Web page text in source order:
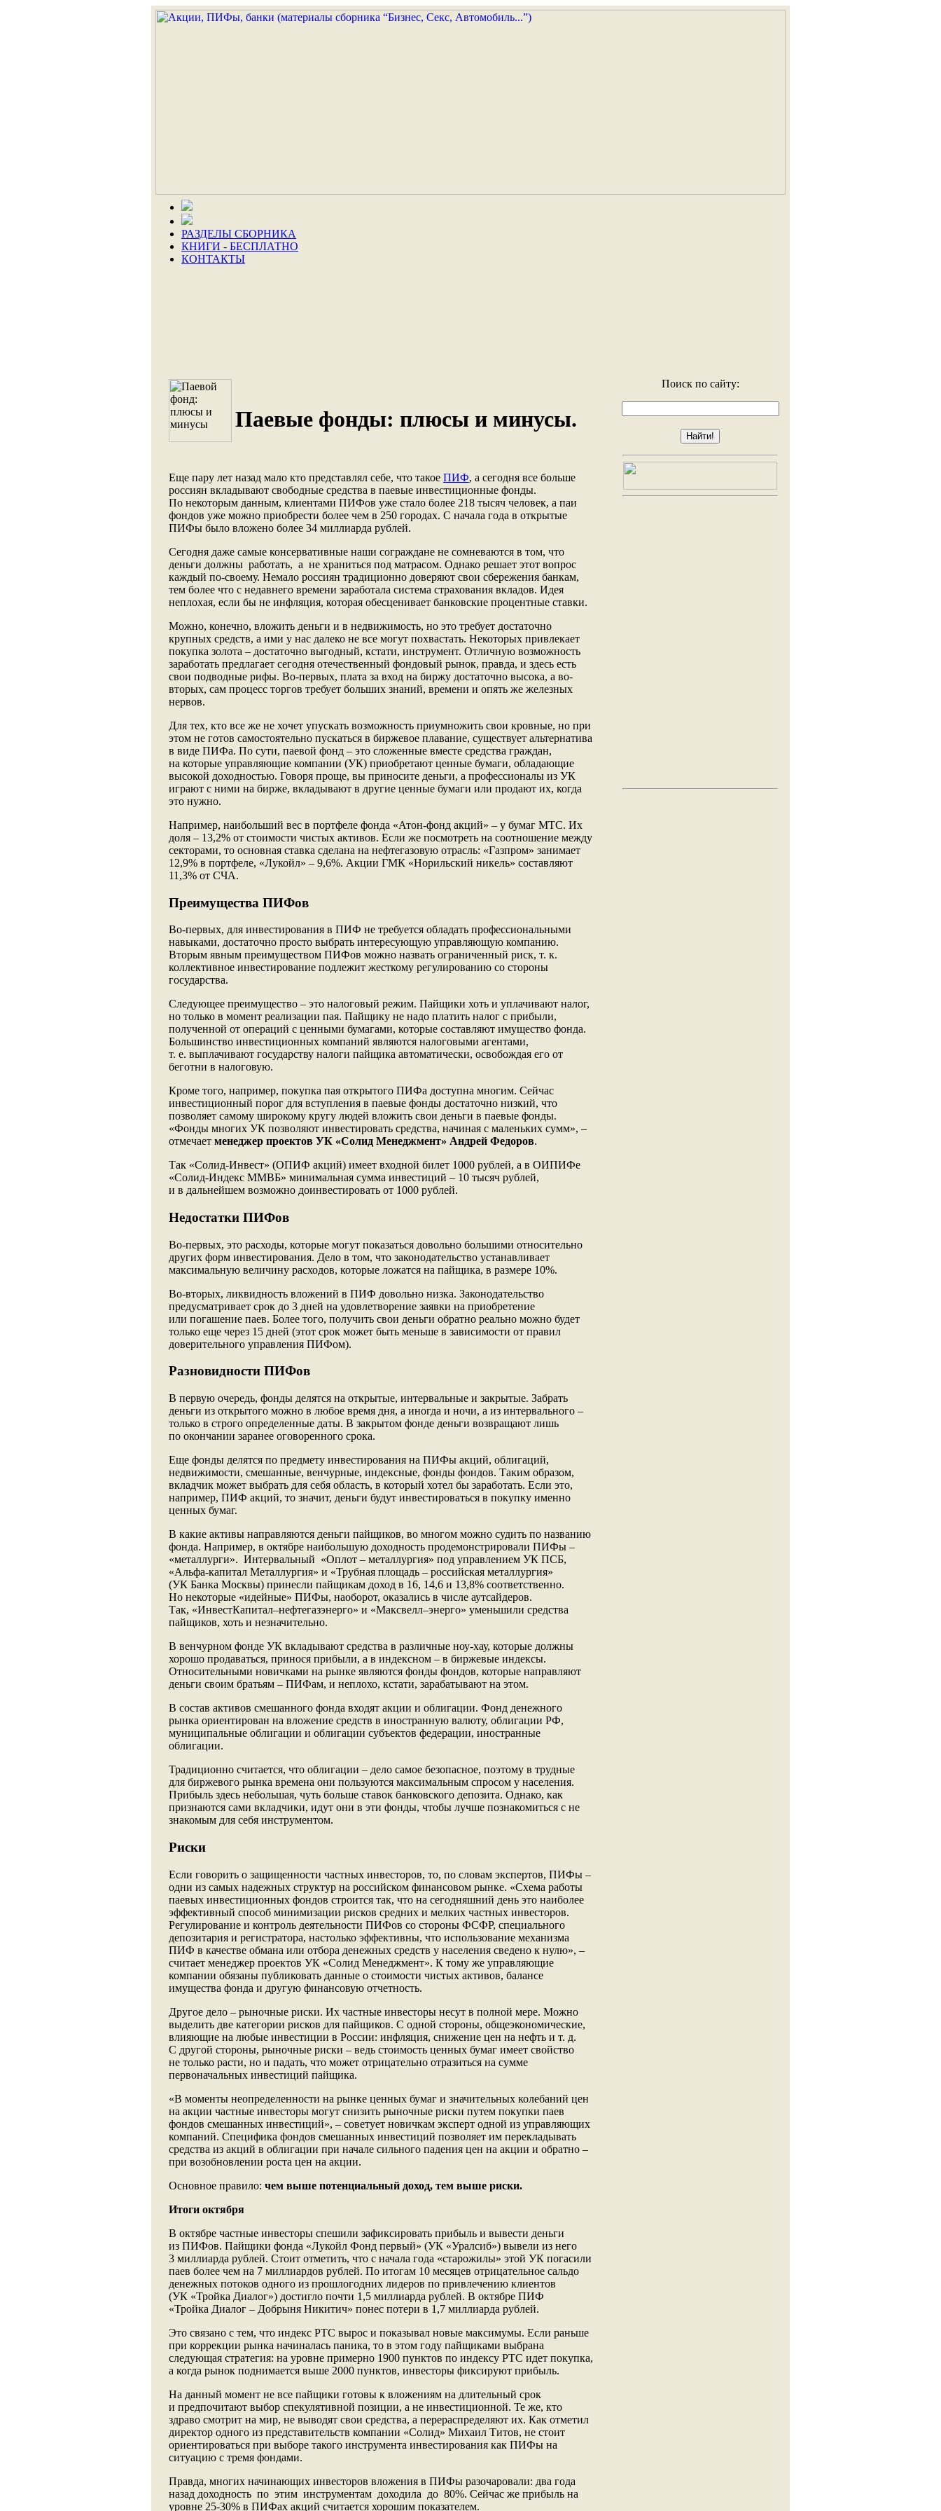
РАЗДЕЛЫ СБОРНИКА
КНИГИ - БЕСПЛАТНО
КОНТАКТЫ
Паевые фонды: плюсы и минусы.
Еще пару лет назад мало кто представлял себе, что такое ПИФ, а сегодня все больше
россиян вкладывают свободные средства в паевые инвестиционные фонды.
По некоторым данным, клиентами ПИФов уже стало более 218 тысяч человек, а паи
фондов уже можно приобрести более чем в 250 городах. С начала года в открытые
ПИФы было вложено более 34 миллиарда рублей.
Сегодня даже самые консервативные наши сограждане не сомневаются в том, что
деньги должны работать, а не храниться под матрасом. Однако решает этот вопрос
каждый по-своему. Немало россиян традиционно доверяют свои сбережения банкам,
тем более что с недавнего времени заработала система страхования вкладов. Идея
неплохая, если бы не инфляция, которая обесценивает банковские процентные ставки.
Можно, конечно, вложить деньги и в недвижимость, но это требует достаточно
крупных средств, а ими у нас далеко не все могут похвастать. Некоторых привлекает
покупка золота – достаточно выгодный, кстати, инструмент. Отличную возможность
заработать предлагает сегодня отечественный фондовый рынок, правда, и здесь есть
свои подводные рифы. Во-первых, плата за вход на биржу достаточно высока, а во-
вторых, сам процесс торгов требует больших знаний, времени и опять же железных
нервов.
Для тех, кто все же не хочет упускать возможность приумножить свои кровные, но при
этом не готов самостоятельно пускаться в биржевое плавание, существует альтернатива
в виде ПИФа. По сути, паевой фонд – это сложенные вместе средства граждан,
на которые управляющие компании (УК) приобретают ценные бумаги, обладающие
высокой доходностью. Говоря проще, вы приносите деньги, а профессионалы из УК
играют с ними на бирже, вкладывают в другие ценные бумаги или продают их, когда
это нужно.
Например, наибольший вес в портфеле фонда «Атон-фонд акций» – у бумаг МТС. Их
доля – 13,2% от стоимости чистых активов. Если же посмотреть на соотношение между
секторами, то основная ставка сделана на нефтегазовую отрасль: «Газпром» занимает
12,9% в портфеле, «Лукойл» – 9,6%. Акции ГМК «Норильский никель» составляют
11,3% от СЧА.
Преимущества ПИФов
Во-первых, для инвестирования в ПИФ не требуется обладать профессиональными
навыками, достаточно просто выбрать интересующую управляющую компанию.
Вторым явным преимуществом ПИФов можно назвать ограниченный риск, т. к.
коллективное инвестирование подлежит жесткому регулированию со стороны
государства.
Следующее преимущество – это налоговый режим. Пайщики хоть и уплачивают налог,
но только в момент реализации пая. Пайщику не надо платить налог с прибыли,
полученной от операций с ценными бумагами, которые составляют имущество фонда.
Большинство инвестиционных компаний являются налоговыми агентами,
т. е. выплачивают государству налоги пайщика автоматически, освобождая его от
беготни в налоговую.
Кроме того, например, покупка пая открытого ПИФа доступна многим. Сейчас
инвестиционный порог для вступления в паевые фонды достаточно низкий, что
позволяет самому широкому кругу людей вложить свои деньги в паевые фонды.
«Фонды многих УК позволяют инвестировать средства, начиная с маленьких сумм», –
отмечает менеджер проектов УК «Солид Менеджмент» Андрей Федоров.
Так «Солид-Инвест» (ОПИФ акций) имеет входной билет 1000 рублей, а в ОИПИФе
«Солид-Индекс ММВБ» минимальная сумма инвестиций – 10 тысяч рублей,
и в дальнейшем возможно доинвестировать от 1000 рублей.
Недостатки ПИФов
Во-первых, это расходы, которые могут показаться довольно большими относительно
других форм инвестирования. Дело в том, что законодательство устанавливает
максимальную величину расходов, которые ложатся на пайщика, в размере 10%.
Во-вторых, ликвидность вложений в ПИФ довольно низка. Законодательство
предусматривает срок до 3 дней на удовлетворение заявки на приобретение
или погашение паев. Более того, получить свои деньги обратно реально можно будет
только еще через 15 дней (этот срок может быть меньше в зависимости от правил
доверительного управления ПИФом).
Разновидности ПИФов
В первую очередь, фонды делятся на открытые, интервальные и закрытые. Забрать
деньги из открытого можно в любое время дня, а иногда и ночи, а из интервального –
только в строго определенные даты. В закрытом фонде деньги возвращают лишь
по окончании заранее оговоренного срока.
Еще фонды делятся по предмету инвестирования на ПИФы акций, облигаций,
недвижимости, смешанные, венчурные, индексные, фонды фондов. Таким образом,
вкладчик может выбрать для себя область, в который хотел бы заработать. Если это,
например, ПИФ акций, то значит, деньги будут инвестироваться в покупку именно
ценных бумаг.
В какие активы направляются деньги пайщиков, во многом можно судить по названию
фонда. Например, в октябре наибольшую доходность продемонстрировали ПИФы –
«металлурги». Интервальный «Оплот – металлургия» под управлением УК ПСБ,
«Альфа-капитал Металлургия» и «Трубная площадь – российская металлургия»
(УК Банка Москвы) принесли пайщикам доход в 16, 14,6 и 13,8% соответственно.
Но некоторые «идейные» ПИФы, наоборот, оказались в числе аутсайдеров.
Так, «ИнвестКапитал–нефтегазэнерго» и «Максвелл–энерго» уменьшили средства
пайщиков, хоть и незначительно.
В венчурном фонде УК вкладывают средства в различные ноу-хау, которые должны
хорошо продаваться, принося прибыли, а в индексном – в биржевые индексы.
Относительными новичками на рынке являются фонды фондов, которые направляют
деньги своим братьям – ПИФам, и неплохо, кстати, зарабатывают на этом.
В состав активов смешанного фонда входят акции и облигации. Фонд денежного
рынка ориентирован на вложение средств в иностранную валюту, облигации РФ,
муниципальные облигации и облигации субъектов федерации, иностранные
облигации.
Традиционно считается, что облигации – дело самое безопасное, поэтому в трудные
для биржевого рынка времена они пользуются максимальным спросом у населения.
Прибыль здесь небольшая, чуть больше ставок банковского депозита. Однако, как
признаются сами вкладчики, идут они в эти фонды, чтобы лучше познакомиться с не
знакомым для себя инструментом.
Риски
Если говорить о защищенности частных инвесторов, то, по словам экспертов, ПИФы –
одни из самых надежных структур на российском финансовом рынке. «Схема работы
паевых инвестиционных фондов строится так, что на сегодняшний день это наиболее
эффективный способ минимизации рисков средних и мелких частных инвесторов.
Регулирование и контроль деятельности ПИФов со стороны ФСФР, специального
депозитария и регистратора, настолько эффективны, что использование механизма
ПИФ в качестве обмана или отбора денежных средств у населения сведено к нулю», –
считает менеджер проектов УК «Солид Менеджмент». К тому же управляющие
компании обязаны публиковать данные о стоимости чистых активов, балансе
имущества фонда и другую финансовую отчетность.
Другое дело – рыночные риски. Их частные инвесторы несут в полной мере. Можно
выделить две категории рисков для пайщиков. С одной стороны, общеэкономические,
влияющие на любые инвестиции в России: инфляция, снижение цен на нефть и т. д.
С другой стороны, рыночные риски – ведь стоимость ценных бумаг имеет свойство
не только расти, но и падать, что может отрицательно отразиться на сумме
первоначальных инвестиций пайщика.
«В моменты неопределенности на рынке ценных бумаг и значительных колебаний цен
на акции частные инвесторы могут снизить рыночные риски путем покупки паев
фондов смешанных инвестиций», – советует новичкам эксперт одной из управляющих
компаний. Специфика фондов смешанных инвестиций позволяет им перекладывать
средства из акций в облигации при начале сильного падения цен на акции и обратно –
при возобновлении роста цен на акции.
Основное правило: чем выше потенциальный доход, тем выше риски.
Итоги октября
В октябре частные инвесторы спешили зафиксировать прибыль и вывести деньги
из ПИФов. Пайщики фонда «Лукойл Фонд первый» (УК «Уралсиб») вывели из него
3 миллиарда рублей. Стоит отметить, что с начала года «старожилы» этой УК погасили
паев более чем на 7 миллиардов рублей. По итогам 10 месяцев отрицательное сальдо
денежных потоков одного из прошлогодних лидеров по привлечению клиентов
(УК «Тройка Диалог») достигло почти 1,5 миллиарда рублей. В октябре ПИФ
«Тройка Диалог – Добрыня Никитич» понес потери в 1,7 миллиарда рублей.
Это связано с тем, что индекс РТС вырос и показывал новые максимумы. Если раньше
при коррекции рынка начиналась паника, то в этом году пайщиками выбрана
следующая стратегия: на уровне примерно 1900 пунктов по индексу РТС идет покупка,
а когда рынок поднимается выше 2000 пунктов, инвесторы фиксируют прибыль.
На данный момент не все пайщики готовы к вложениям на длительный срок
и предпочитают выбор спекулятивной позиции, а не инвестиционной. Те же, кто
здраво смотрит на мир, не выводят свои средства, а перераспределяют их. Как отметил
директор одного из представительств компании «Солид» Михаил Титов, не стоит
ориентироваться при выборе такого инструмента инвестирования как ПИФы на
ситуацию с тремя фондами.
Правда, многих начинающих инвесторов вложения в ПИФы разочаровали: два года
назад доходность по этим инструментам доходила до 80%. Сейчас же прибыль на
уровне 25-30% в ПИФах акций считается хорошим показателем.
Поиск по сайту: